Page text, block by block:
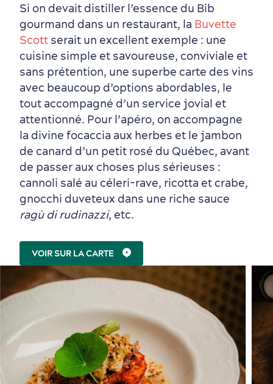
Si on devait distiller l’essence du Bib
gourmand dans un restaurant, la Buvette
Scott serait un excellent exemple : une
cuisine simple et savoureuse, conviviale et
sans prétention, une superbe carte des vins
avec beaucoup d’options abordables, le
tout accompagné d’un service jovial et
attentionné. Pour l’apéro, on accompagne
la divine focaccia aux herbes et le jambon
de canard d’un petit rosé du Québec, avant
de passer aux choses plus sérieuses :
cannoli salé au céleri-rave, ricotta et crabe,
gnocchi duveteux dans une riche sauce
ragù di rudinazzi, etc.
VOIR SUR LA CARTE